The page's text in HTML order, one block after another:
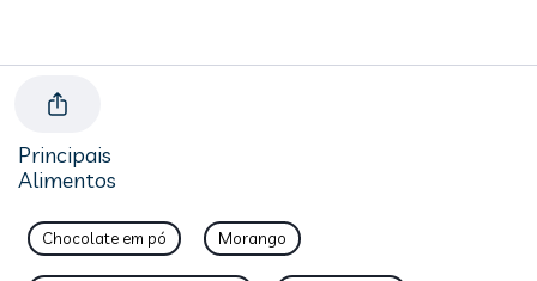
Principais
Alimentos
Chocolate em pó Morango